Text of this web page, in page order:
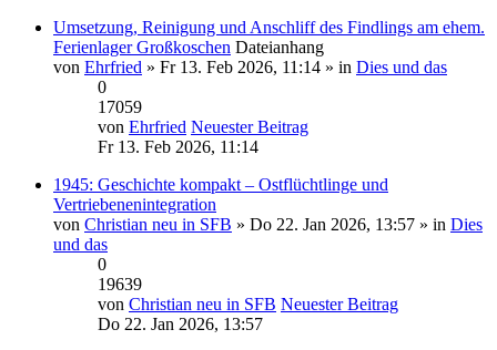
Umsetzung, Reinigung und Anschliff des Findlings am ehem.
Ferienlager Großkoschen Dateianhang
von Ehrfried » Fr 13. Feb 2026, 11:14 » in Dies und das
0
17059
von Ehrfried Neuester Beitrag
Fr 13. Feb 2026, 11:14
1945: Geschichte kompakt – Ostflüchtlinge und
Vertriebenenintegration
von Christian neu in SFB » Do 22. Jan 2026, 13:57 » in Dies
und das
0
19639
von Christian neu in SFB Neuester Beitrag
Do 22. Jan 2026, 13:57